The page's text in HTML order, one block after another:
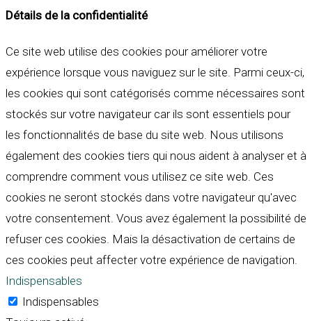
Détails de la confidentialité
Ce site web utilise des cookies pour améliorer votre
expérience lorsque vous naviguez sur le site. Parmi ceux-ci,
les cookies qui sont catégorisés comme nécessaires sont
stockés sur votre navigateur car ils sont essentiels pour
les fonctionnalités de base du site web. Nous utilisons
également des cookies tiers qui nous aident à analyser et à
comprendre comment vous utilisez ce site web. Ces
cookies ne seront stockés dans votre navigateur qu'avec
votre consentement. Vous avez également la possibilité de
refuser ces cookies. Mais la désactivation de certains de
ces cookies peut affecter votre expérience de navigation.
Indispensables
Indispensables